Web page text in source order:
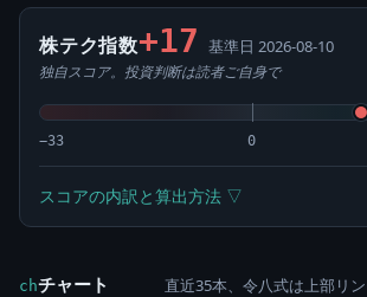
株テク指数+17 基準日 2026-08-10
独自スコア。投資判断は読者ご自身で
−33 0
スコアの内訳と算出方法 ▽
chチャート 直近35本、令八式は上部リ